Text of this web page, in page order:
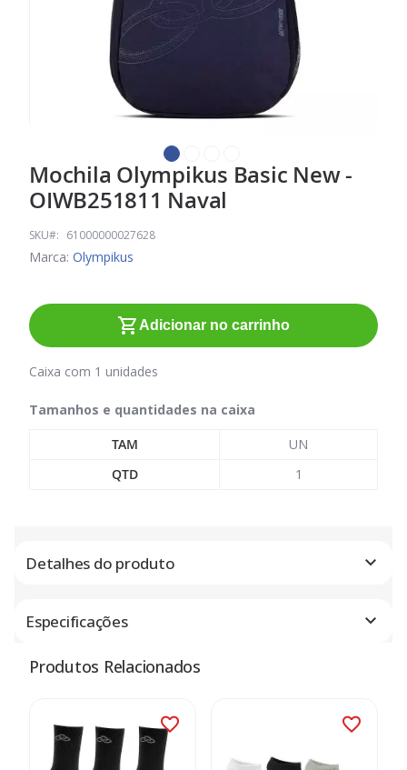
Saltar
para
o
início
da
imagens
Mochila Olympikus Basic New -
OIWB251811 Naval
SKU 61000000027628
Marca: Olympikus
Adicionar no carrinho
Caixa com 1 unidades
Tamanhos e quantidades na caixa
TAM
UN
QTD
1
Detalhes do produto
Especificações
Produtos Relacionados